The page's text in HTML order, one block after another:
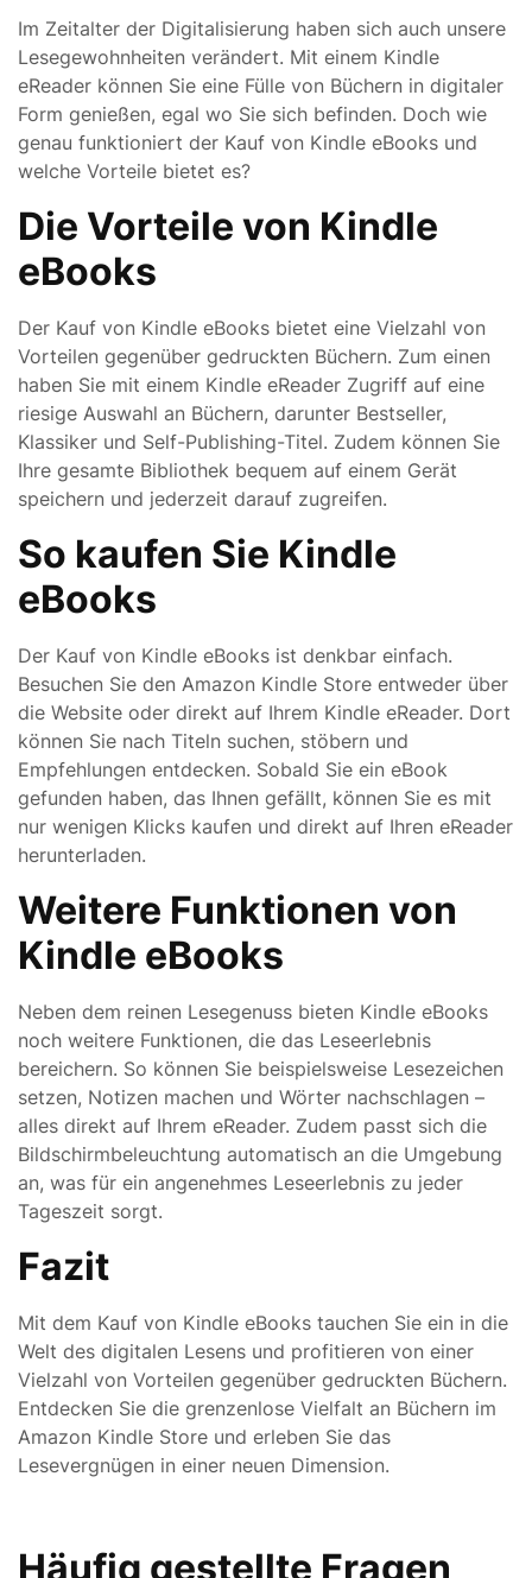
Im Zeitalter der Digitalisierung haben sich auch unsere
Lesegewohnheiten verändert. Mit einem Kindle
eReader können Sie eine Fülle von Büchern in digitaler
Form genießen, egal wo Sie sich befinden. Doch wie
genau funktioniert der Kauf von Kindle eBooks und
welche Vorteile bietet es?
Die Vorteile von Kindle
eBooks
Der Kauf von Kindle eBooks bietet eine Vielzahl von
Vorteilen gegenüber gedruckten Büchern. Zum einen
haben Sie mit einem Kindle eReader Zugriff auf eine
riesige Auswahl an Büchern, darunter Bestseller,
Klassiker und Self-Publishing-Titel. Zudem können Sie
Ihre gesamte Bibliothek bequem auf einem Gerät
speichern und jederzeit darauf zugreifen.
So kaufen Sie Kindle
eBooks
Der Kauf von Kindle eBooks ist denkbar einfach.
Besuchen Sie den Amazon Kindle Store entweder über
die Website oder direkt auf Ihrem Kindle eReader. Dort
können Sie nach Titeln suchen, stöbern und
Empfehlungen entdecken. Sobald Sie ein eBook
gefunden haben, das Ihnen gefällt, können Sie es mit
nur wenigen Klicks kaufen und direkt auf Ihren eReader
herunterladen.
Weitere Funktionen von
Kindle eBooks
Neben dem reinen Lesegenuss bieten Kindle eBooks
noch weitere Funktionen, die das Leseerlebnis
bereichern. So können Sie beispielsweise Lesezeichen
setzen, Notizen machen und Wörter nachschlagen –
alles direkt auf Ihrem eReader. Zudem passt sich die
Bildschirmbeleuchtung automatisch an die Umgebung
an, was für ein angenehmes Leseerlebnis zu jeder
Tageszeit sorgt.
Fazit
Mit dem Kauf von Kindle eBooks tauchen Sie ein in die
Welt des digitalen Lesens und profitieren von einer
Vielzahl von Vorteilen gegenüber gedruckten Büchern.
Entdecken Sie die grenzenlose Vielfalt an Büchern im
Amazon Kindle Store und erleben Sie das
Lesevergnügen in einer neuen Dimension.
Häufig gestellte Fragen